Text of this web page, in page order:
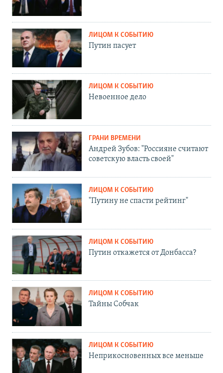
ЛИЦОМ К СОБЫТИЮ
Путин пасует
ЛИЦОМ К СОБЫТИЮ
Невоенное дело
ГРАНИ ВРЕМЕНИ
Андрей Зубов: "Россияне считают
советскую власть своей"
ЛИЦОМ К СОБЫТИЮ
"Путину не спасти рейтинг"
ЛИЦОМ К СОБЫТИЮ
Путин откажется от Донбасса?
ЛИЦОМ К СОБЫТИЮ
Тайны Собчак
ЛИЦОМ К СОБЫТИЮ
Неприкосновенных все меньше